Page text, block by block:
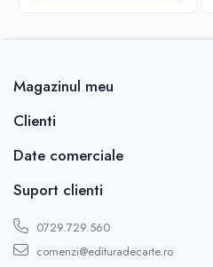
Magazinul meu
Clienti
Date comerciale
Suport clienti
0729.729.560
comenzi@edituradecarte.ro